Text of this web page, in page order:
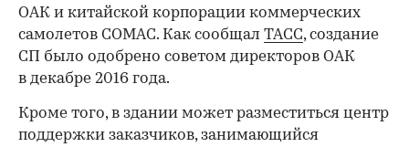
ОАК и китайской корпорации коммерческих
самолетов COMAC. Как сообщал ТАСС, создание
СП было одобрено советом директоров ОАК
в декабре 2016 года.
Кроме того, в здании может разместиться центр
поддержки заказчиков, занимающийся